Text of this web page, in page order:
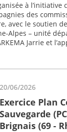
à l’initiative
des
avec le soutien
Alpes – unité
Jarrie et
20/06/2026
Exercice Plan
Sauvegarde
Brignais (69 -